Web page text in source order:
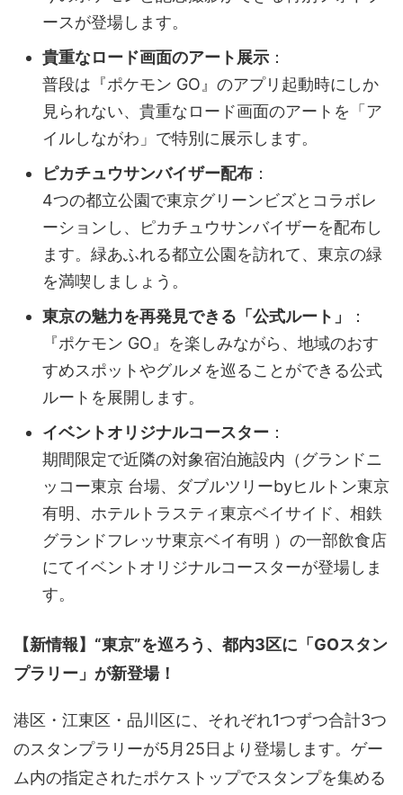
ースが登場します。
貴重なロード画面のアート展示 ：
普段は『ポケモン GO』のアプリ起動時にしか
見られない、貴重なロード画面のアートを「ア
イルしながわ」で特別に展示します。
ピカチュウサンバイザー配布 ：
4つの都立公園で東京グリーンビズとコラボレ
ーションし、ピカチュウサンバイザーを配布し
ます。緑あふれる都立公園を訪れて、東京の緑
を満喫しましょう。
東京の魅力を再発見できる「公式ルート」
：
『ポケモン GO』を楽しみながら、地域のおす
すめスポットやグルメを巡ることができる公式
ルートを展開します。
イベントオリジナルコースター ：
期間限定で近隣の対象宿泊施設内（グランドニ
ッコー東京 台場、ダブルツリーbyヒルトン東京
有明、ホテルトラスティ東京ベイサイド、相鉄
グランドフレッサ東京ベイ有明 ）の一部飲食店
にてイベントオリジナルコースターが登場しま
す。
【新情報】“東京”を巡ろう、都内3区に「GOスタン
プラリー」が新登場！
港区・江東区・品川区に、それぞれ1つずつ合計3つ
のスタンプラリーが5月25日より登場します。ゲー
ム内の指定されたポケストップでスタンプを集める